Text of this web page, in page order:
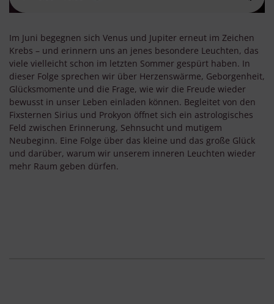
Im Juni begegnen sich Venus und Jupiter erneut im Zeichen
Krebs – und erinnern uns an jenes besondere Leuchten, das
viele vielleicht schon im letzten Sommer gespürt haben. In
dieser Folge sprechen wir über Herzenswärme, Geborgenheit,
Glücksmomente und die Frage, wie wir die Freude wieder
bewusst in unser Leben einladen können. Begleitet von den
Fixsternen Sirius und Prokyon öffnet sich ein astrologisches
Feld zwischen Erinnerung, Sehnsucht und mutigem
Neubeginn. Eine Folge über das kleine und das große Glück
und darüber, warum wir unserem inneren Leuchten wieder
mehr Raum geben dürfen.